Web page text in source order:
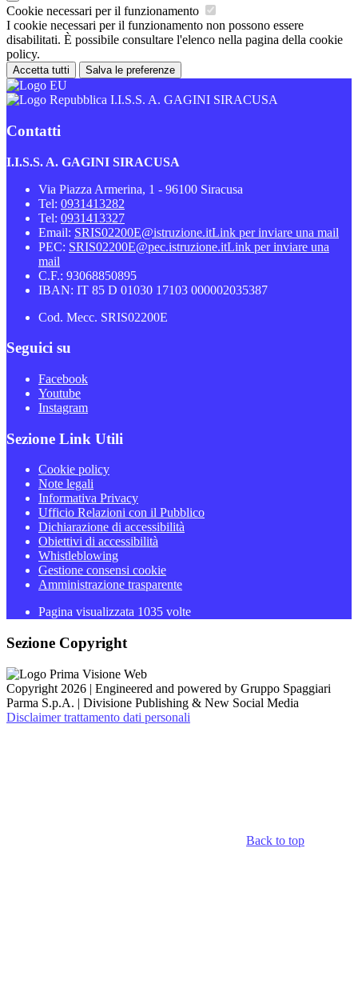
Cookie necessari per il funzionamento
I cookie necessari per il funzionamento non possono essere
disabilitati. È possibile consultare l'elenco nella pagina della cookie
policy.
Accetta tutti Salva le preferenze
I.I.S.S. A. GAGINI SIRACUSA
Contatti
I.I.S.S. A. GAGINI SIRACUSA
Via Piazza Armerina, 1 - 96100 Siracusa
Tel: 0931413282
Tel: 0931413327
Email: SRIS02200E@istruzione.itLink per inviare una mail
PEC: SRIS02200E@pec.istruzione.itLink per inviare una
mail
C.F.: 93068850895
IBAN: IT 85 D 01030 17103 000002035387
Cod. Mecc. SRIS02200E
Seguici su
Facebook
Youtube
Instagram
Sezione Link Utili
Cookie policy
Note legali
Informativa Privacy
Ufficio Relazioni con il Pubblico
Dichiarazione di accessibilità
Obiettivi di accessibilità
Whistleblowing
Gestione consensi cookie
Amministrazione trasparente
Pagina visualizzata 1035 volte
Sezione Copyright
Copyright 2026 | Engineered and powered by Gruppo Spaggiari
Parma S.p.A. | Divisione Publishing & New Social Media
Disclaimer trattamento dati personali
Back to top